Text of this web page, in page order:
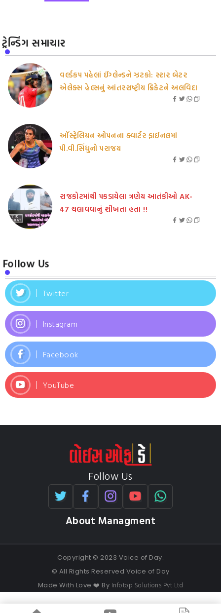
ટ્રેન્ડિંગ સમાચાર
વર્લ્ડકપ પહેલાં ઈંગ્લેન્ડને ઝટકો: સ્ટાર બેટર
એલેક્સ હેલ્સનું આંતરરાષ્ટ્રીય ક્રિકેટને અલવિદા
ઑસ્ટ્રેલિયન ઓપનના ક્વાર્ટર ફાઈનલમાં
પી.વી.સિંધુનો પરાજય
રાજકોટમાંથી પકડાયેલા ત્રણેય આતંકીઓ AK-
47 ચલાવવાનું શીખતા હતા !!
Follow Us
Twitter
Instagram
Facebook
YouTube
Follow Us
About Managment
Copyright © 2023 Voice of Day.
© All Rights Reserved Voice of Day
Made With Love ❤️ By Infotop Solutions Pvt Ltd